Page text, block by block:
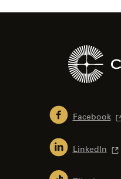
Facebook
LinkedIn